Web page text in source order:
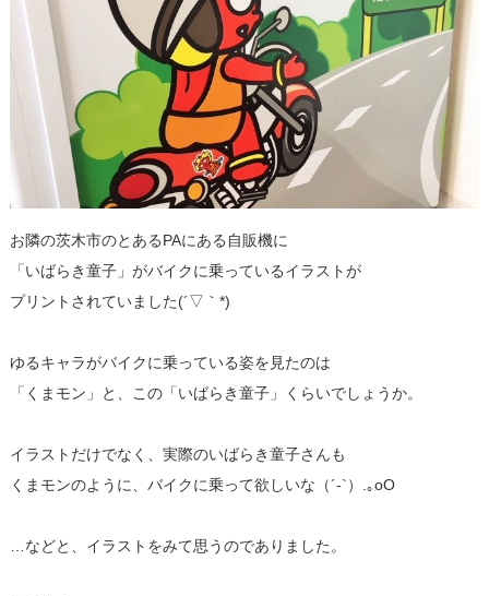
お隣の茨木市のとあるPAにある自販機に
「いばらき童子」がバイクに乗っているイラストが
プリントされていました(´▽｀*)
ゆるキャラがバイクに乗っている姿を見たのは
「くまモン」と、この「いばらき童子」くらいでしょうか。
イラストだけでなく、実際のいばらき童子さんも
くまモンのように、バイクに乗って欲しいな（´-`）.｡oO
…などと、イラストをみて思うのでありました。